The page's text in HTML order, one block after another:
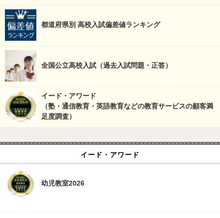
都道府県別 高校入試偏差値ランキング
全国公立高校入試（過去入試問題・正答）
イード・アワード
（塾・通信教育・英語教育などの教育サービスの顧客満
足度調査）
イード・アワード
幼児教室2026